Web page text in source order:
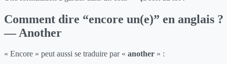
Comment dire “encore un(e)” en anglais ?
— Another
« Encore » peut aussi se traduire par « another » :